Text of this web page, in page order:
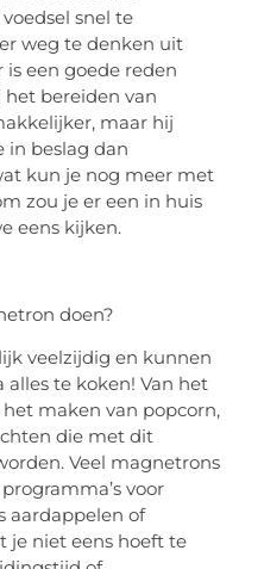
snel te
weg te denken uit
is een goede reden
bereiden van
maar hij
beslag dan
kun je nog meer met
zou je er een in huis
eens kijken.
doen?
veelzijdig en kunnen
te koken! Van het
maken van popcorn,
die met dit
Veel magnetrons
voor
aardappelen of
je niet eens hoeft te